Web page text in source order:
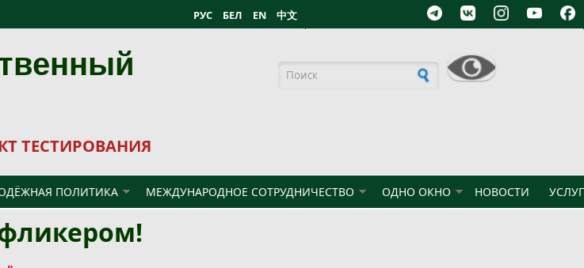
РУС БЕЛ EN 中文
ТЕСТИРОВАНИЯ
ПОЛИТИКА МЕЖДУНАРОДНОЕ СОТРУДНИЧЕСТВО ОДНО ОКНО НОВОСТИ